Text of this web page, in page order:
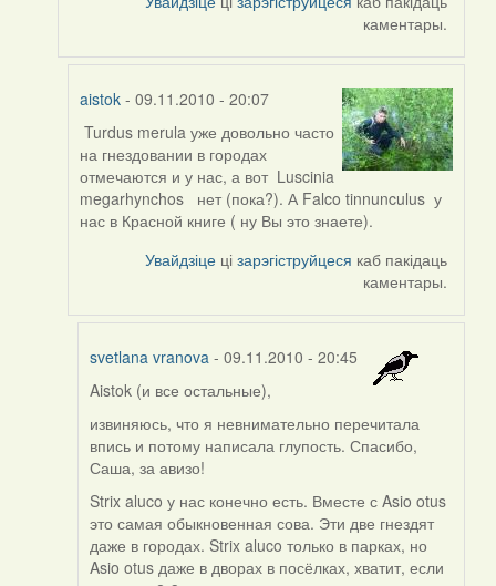
каментары.
aistok - 09.11.2010 - 20:07
In
reply
to
by
svetlana
Turdus merula уже довольно часто
на гнездовании в городах
отмечаются и у нас, а вот Luscinia
megarhynchos нет (пока?). А Falco tinnunculus у
нас в Красной книге ( ну Вы это знаете).
Увайдзіце цізарэгіструйцеся каб пакідаць
каментары.
svetlana vranova - 09.11.2010 - 20:45
In
reply
to
by
Aistok (и все остальные),
извиняюсь, что я невнимательно перечитала
впись и потому написала глупость. Спасибо,
Саша, за авизо!
Strix aluco у нас конечно есть. Вместе с Asio otus
это самая обыкновенная сова. Эти две гнездят
даже в городах. Strix aluco только в парках, но
Asio otus даже в дворах в посёлках, хватит, если